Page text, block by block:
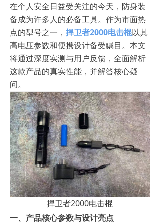
在个人安全日益受关注的今天，防身装
备成为许多人的必备工具。作为市面热
点的型号之一， 捍卫者2000电击棍以其
高电压参数和便携设计备受瞩目。本文
将通过深度实测与用户反馈，全面解析
这款产品的真实性能，并解答核心疑
问。
捍卫者2000电击棍
一、产品核心参数与设计亮点